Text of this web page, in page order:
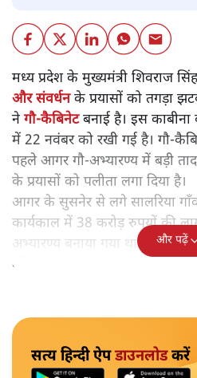
मध्य प्रदेश के मुख्यमंत्री शिवराज सिंह
और संवर्धनके प्रयासों को तगड़ा
ने गौ-कैबिनेटबनाई है। इस
में 22 नवंबर को रखी गई है। गौ-
पहले आगर गौ-अभ्यारण्य में बड़ी
के प्रयासों को पलीता लगा दिया है।
आगर के सुसनेर से लगे सालरिया
कार्यकाल में 38 करोड़ रुपयों की
अभ्यारण्य बनाया गया था। क़रीब
की व्यवस्था है।
और पढ़ें
सत्य हिन्दी ऐपडाउनलोडकरें